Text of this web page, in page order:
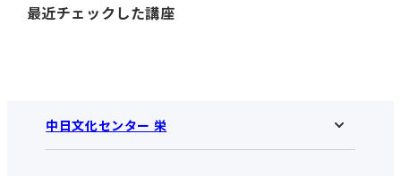
最近チェックした講座
中日文化センター 栄